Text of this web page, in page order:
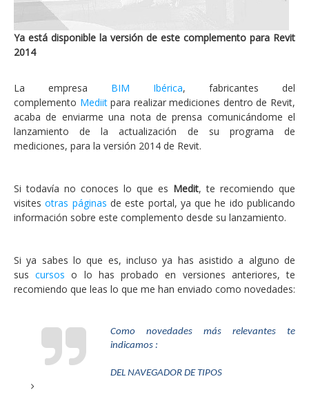
Ya está disponible la versión de este complemento para Revit
2014
La empresa BIM Ibérica, fabricantes del
complemento Mediitpara realizar mediciones dentro de Revit,
acaba de enviarme una nota de prensa comunicándome el
lanzamiento de la actualización de su programa de
mediciones, para la versión 2014 de Revit.
Si todavía no conoces lo que es Medit, te recomiendo que
visitesotras páginas de este portal, ya que he ido publicando
información sobre este complemento desde su lanzamiento.
Si ya sabes lo que es, incluso ya has asistido a alguno de
suscursos o lo has probado en versiones anteriores, te
recomiendo que leas lo que me han enviado como novedades:
Como novedades más relevantes te
indicamos :
DEL NAVEGADOR DE TIPOS